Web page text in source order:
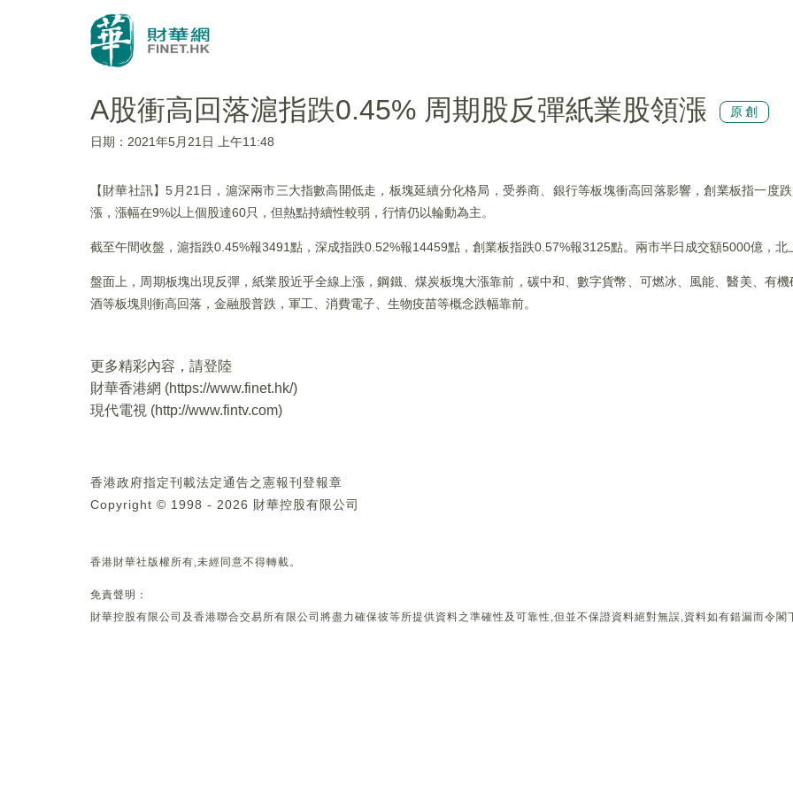
A股衝高回落滬指跌0.45% 周期股反彈紙業股領漲 原創
日期：2021年5月21日 上午11:48
【財華社訊】5月21日，滬深兩市三大指數高開低走，板塊延續分化格局，受券商、銀行等板塊衝高回落影響，創業板指一度
漲，漲幅在9%以上個股達60只，但熱點持續性較弱，行情仍以輪動為主。
截至午間收盤，滬指跌0.45%報3491點，深成指跌0.52%報14459點，創業板指跌0.57%報3125點。兩市半日成交額5000億，北
盤面上，周期板塊出現反彈，紙業股近乎全線上漲，鋼鐵、煤炭板塊大漲靠前，碳中和、數字貨幣、可燃冰、風能、醫美、有
酒等板塊則衝高回落，金融股普跌，軍工、消費電子、生物疫苗等概念跌幅靠前。
更多精彩內容，請登陸
財華香港網 (https://www.finet.hk/)
現代電視 (http://www.fintv.com)
香港政府指定刊載法定通告之憲報刊登報章
Copyright © 1998 - 2026 財華控股有限公司
香港財華社版權所有,未經同意不得轉載。
免責聲明：
財華控股有限公司及香港聯合交易所有限公司將盡力確保彼等所提供資料之準確性及可靠性,但並不保證資料絕對無誤,資料如有錯漏而令閣